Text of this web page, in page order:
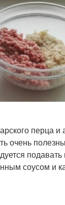
перца и
очень
соусом и